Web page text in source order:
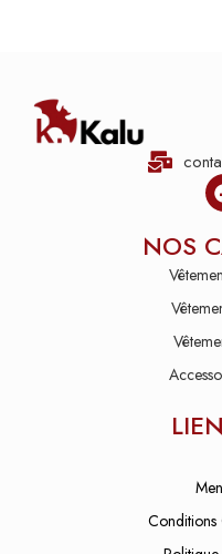
NOS
Conditions